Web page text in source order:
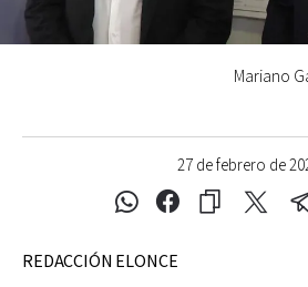
27 de febrero de
Mariano
REDACCIÓN ELONCE